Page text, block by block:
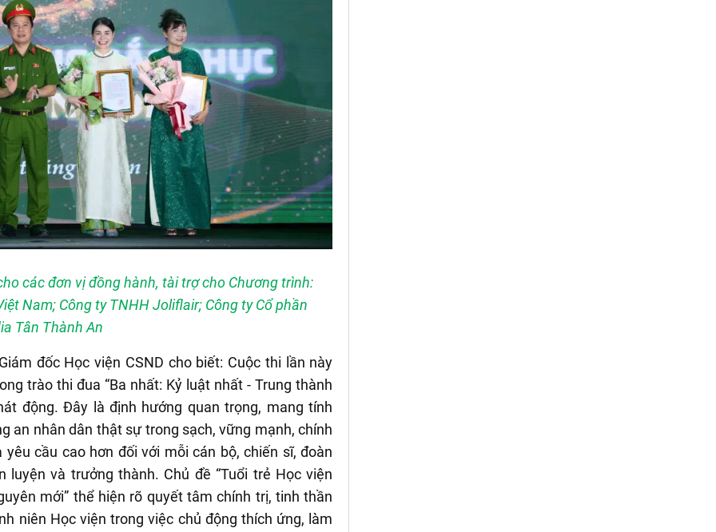
các đơn vị đồng hành, tài trợ cho Chương trình:
Nam; Công ty TNHH Joliflair; Công ty Cổ phần
Tân Thành An
đốc Học viện CSND cho biết: Cuộc thi lần này
trào thi đua “Ba nhất: Kỷ luật nhất - Trung thành
động. Đây là định hướng quan trọng, mang tính
an nhân dân thật sự trong sạch, vững mạnh, chính
cầu cao hơn đối với mỗi cán bộ, chiến sĩ, đoàn
và trưởng thành. Chủ đề “Tuổi trẻ Học viện
mới” thể hiện rõ quyết tâm chính trị, tinh thần
niên Học viện trong việc chủ động thích ứng, làm